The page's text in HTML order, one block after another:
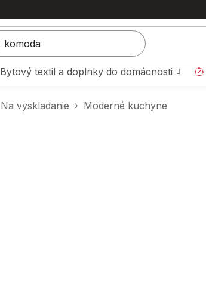
Bytový textil a doplnky do domácnosti
Na vyskladanie Moderné kuchyne